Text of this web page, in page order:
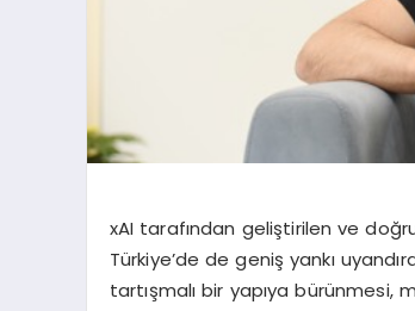
xAI tarafından geliştirilen ve doğ
Türkiye’de de genişyankı uyandı
tartışmalıbir yapıya bürünmesi,